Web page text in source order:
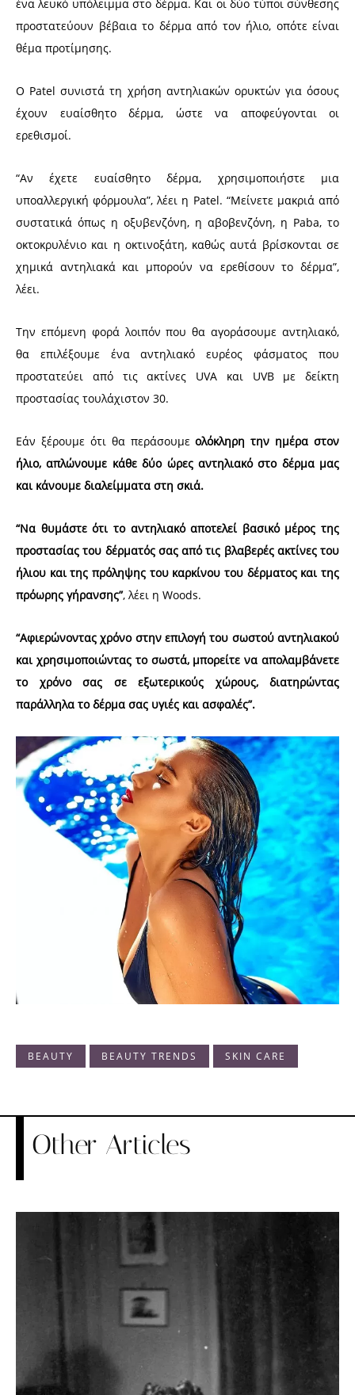
ένα λευκό υπόλειμμα στο δέρμα. Και οι δύο τύποι σύνθεσης
προστατεύουν βέβαια το δέρμα από τον ήλιο, οπότε είναι
θέμα προτίμησης.
Ο Patel συνιστά τη χρήση αντηλιακών ορυκτών για όσους
έχουν ευαίσθητο δέρμα, ώστε να αποφεύγονται οι
ερεθισμοί.
“Αν έχετε ευαίσθητο δέρμα, χρησιμοποιήστε μια
υποαλλεργική φόρμουλα”, λέει η Patel. “Μείνετε μακριά από
συστατικά όπως η οξυβενζόνη, η αβοβενζόνη, η Paba, το
οκτοκρυλένιο και η οκτινοξάτη, καθώς αυτά βρίσκονται σε
χημικά αντηλιακά και μπορούν να ερεθίσουν το δέρμα”,
λέει.
Την επόμενη φορά λοιπόν που θα αγοράσουμε αντηλιακό,
θα επιλέξουμε ένα αντηλιακό ευρέος φάσματος που
προστατεύει από τις ακτίνες UVA και UVB με δείκτη
προστασίας τουλάχιστον 30.
Εάν ξέρουμε ότι θα περάσουμεολόκληρη την ημέρα στον
ήλιο, απλώνουμε κάθε δύο ώρες αντηλιακό στο δέρμα μας
και κάνουμε διαλείμματα στη σκιά.
“Να θυμάστε ότι το αντηλιακό αποτελεί βασικό μέρος της
προστασίας του δέρματός σας από τις βλαβερές ακτίνες του
ήλιου και της πρόληψης του καρκίνου του δέρματος και της
πρόωρης γήρανσης”, λέει η Woods.
“Αφιερώνοντας χρόνο στην επιλογή του σωστού αντηλιακού
και χρησιμοποιώντας το σωστά, μπορείτε να απολαμβάνετε
το χρόνο σας σε εξωτερικούς χώρους, διατηρώντας
παράλληλα το δέρμα σας υγιές και ασφαλές”.
BEAUTY BEAUTY TRENDS SKIN CARE
Other Articles